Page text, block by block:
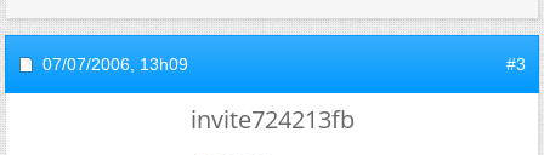
07/07/2006, 13h09 #3
invite724213fb